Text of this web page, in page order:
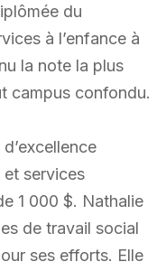
du
à l’enfance à
la note la plus
campus confondu.
et services
1 000 $. Nathalie
de travail social
ses efforts. Elle